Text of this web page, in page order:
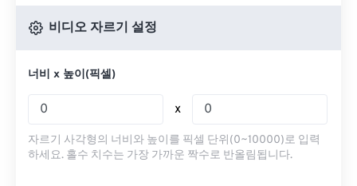
비디오 자르기 설정
너비 x 높이(픽셀)
x
자르기 사각형의 너비와 높이를 픽셀 단위(0~10000)로 입력
하세요. 홀수 치수는 가장 가까운 짝수로 반올림됩니다.